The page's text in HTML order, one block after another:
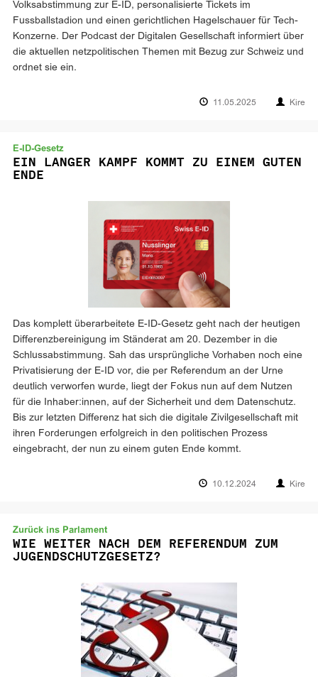
Volksabstimmung zur E-ID, personalisierte Tickets im
Fussballstadion und einen gerichtlichen Hagelschauer für Tech-
Konzerne. Der Podcast der Digitalen Gesellschaft informiert über
die aktuellen netzpolitischen Themen mit Bezug zur Schweiz und
ordnet sie ein.
11.05.2025 Kire
E-ID-Gesetz
EIN LANGER KAMPF KOMMT ZU EINEM GUTEN
ENDE
Das komplett überarbeitete E-ID-Gesetz geht nach der heutigen
Differenzbereinigung im Ständerat am 20. Dezember in die
Schlussabstimmung. Sah das ursprüngliche Vorhaben noch eine
Privatisierung der E-ID vor, die per Referendum an der Urne
deutlich verworfen wurde, liegt der Fokus nun auf dem Nutzen
für die Inhaber:innen, auf der Sicherheit und dem Datenschutz.
Bis zur letzten Differenz hat sich die digitale Zivilgesellschaft mit
ihren Forderungen erfolgreich in den politischen Prozess
eingebracht, der nun zu einem guten Ende kommt.
10.12.2024 Kire
Zurück ins Parlament
WIE WEITER NACH DEM REFERENDUM ZUM
JUGENDSCHUTZGESETZ?